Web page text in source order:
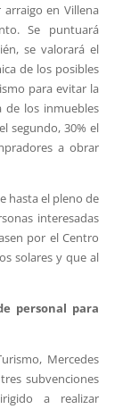
en Villena
Se puntuará
se valorará el
de los posibles
para evitar la
de los inmuebles
segundo, 30% el
a obrar
hasta el pleno de
interesadas
por el Centro
solares y que al
personal para
Mercedes
subvenciones
a realizar